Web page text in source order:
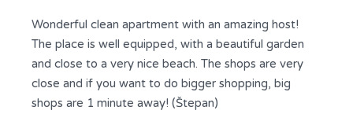
Wonderful clean apartment with an amazing host!
The place is well equipped, with a beautiful garden
and close to a very nice beach. The shops are very
close and if you want to do bigger shopping, big
shops are 1 minute away! (Štepan)